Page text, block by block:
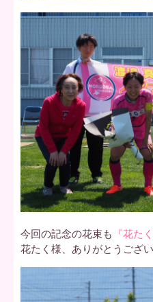
今回の記念の花束も 『花たく
花たく様、ありがとうござい